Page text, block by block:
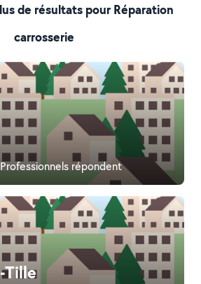
de résultats pour Réparation
carrosserie
répondent
Tille